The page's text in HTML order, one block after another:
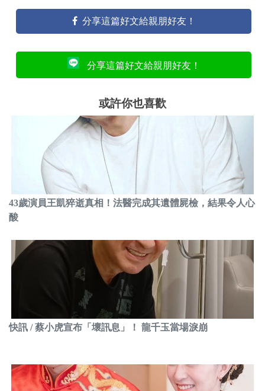
分享這篇好文給親朋好友！
分享這篇好文給親朋好友！
或許你也喜歡
43歲演員王凱猝逝真相！法醫完成其遺體屍檢，結果令人心
酸
快訊 / 蔡小虎宣布「壞訊息」！ 龍千玉當場淚崩